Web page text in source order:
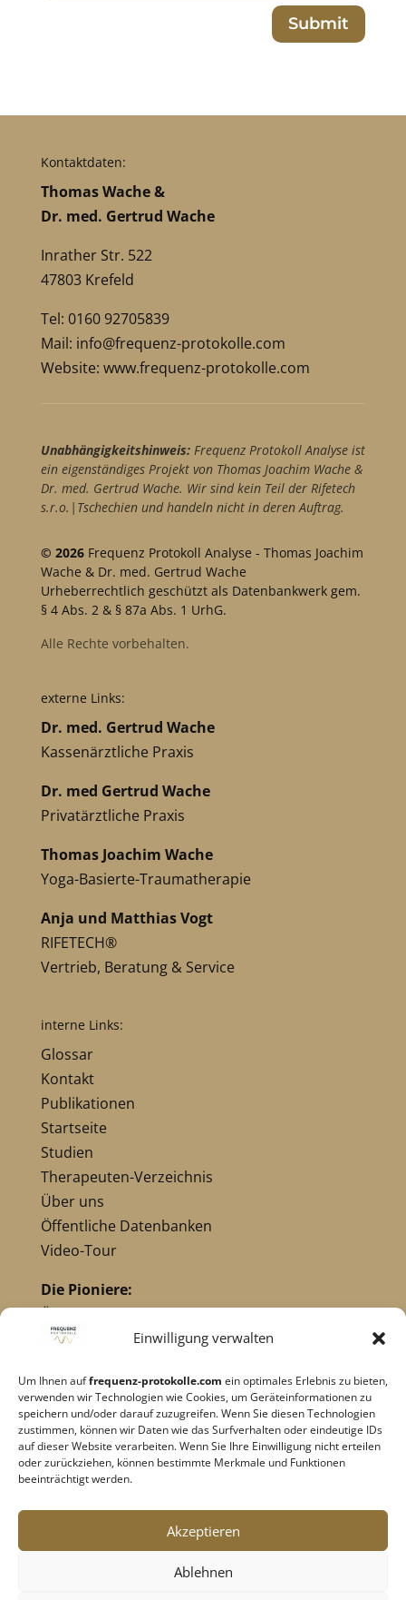
Einwilligung verwalten
Um Ihnen auffrequenz-protokolle.com ein optimales Erlebnis zu bieten,
verwenden wir Technologien wie Cookies, um Geräteinformationen zu
speichern und/oder darauf zuzugreifen. Wenn Sie diesen Technologien
zustimmen, können wir Daten wie das Surfverhalten oder eindeutige IDs
auf dieser Website verarbeiten. Wenn Sie Ihre Einwilligung nicht erteilen
oder zurückziehen, können bestimmte Merkmale und Funktionen
beeinträchtigt werden.
Akzeptieren
Ablehnen
Submit
Kontaktdaten:
Thomas Wache &
Dr. med. Gertrud Wache
Inrather Str. 522
47803 Krefeld
Tel: 0160 92705839
Mail: info@frequenz-protokolle.com
Website: www.frequenz-protokolle.com
Unabhängigkeitshinweis:Frequenz Protokoll Analyse ist
ein eigenständiges Projekt von Thomas Joachim Wache &
Dr. med. Gertrud Wache. Wir sind kein Teil der Rifetech
s.r.o.|Tschechien und handeln nicht in deren Auftrag.
© 2026 Frequenz Protokoll Analyse - Thomas Joachim
Wache & Dr. med. Gertrud Wache
Urheberrechtlich geschützt als Datenbankwerk gem.
§ 4 Abs. 2 & § 87a Abs. 1 UrhG.
Alle Rechte vorbehalten.
externe Links:
Dr. med. Gertrud Wache
Kassenärztliche Praxis
Dr. med Gertrud Wache
Privatärztliche Praxis
Thomas Joachim Wache
Yoga-Basierte-Traumatherapie
Anja und Matthias Vogt
RIFETECH®
Vertrieb, Beratung & Service
interne Links:
Glossar
Kontakt
Publikationen
Startseite
Studien
Therapeuten-Verzeichnis
Über uns
Öffentliche Datenbanken
Video-Tour
Die Pioniere:
Übersicht Pioniere
Nikola Tesla
Dr. Hulda Clark
Robert C. Beck
Georges Lakhovsky
verwandte Pioniere
Datenschutz
Cookie-Richtlinie|AGB's